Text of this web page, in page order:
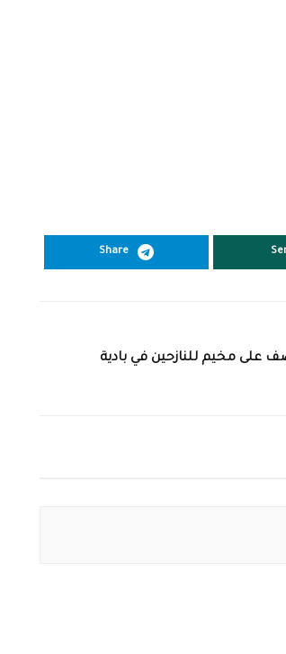
Share
على مخيم للنازحين في بادية